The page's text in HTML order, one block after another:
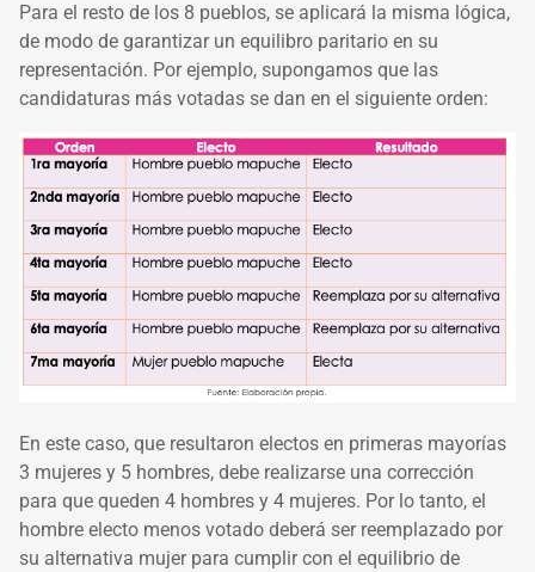
Para el resto de los 8 pueblos, se aplicará la misma lógica,
de modo de garantizar un equilibro paritario en su
representación. Por ejemplo, supongamos que las
candidaturas más votadas se dan en el siguiente orden:
En este caso, que resultaron electos en primeras mayorías
3 mujeres y 5 hombres, debe realizarse una corrección
para que queden 4 hombres y 4 mujeres. Por lo tanto, el
hombre electo menos votado deberá ser reemplazado por
su alternativa mujer para cumplir con el equilibrio de